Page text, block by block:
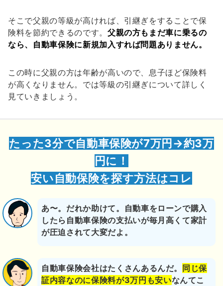
そこで父親の等級が高ければ、引継ぎをすることで保
険料を節約できるのです。 父親の方もまだ車に乗るの
なら、自動車保険に新規加入すれば問題ありません。
この時に父親の方は年齢が高いので、息子ほど保険料
が高くなりません。では等級の引継ぎについて詳しく
見ていきましょう。
たった3分で自動車保険が7万円→約3万
円に！
安い自動保険を探す方法はコレ
あ〜。だれか助けて。自動車をローンで購入
したら自動車保険の支払いが毎月高くて家計
が圧迫されて大変だよ。
自動車保険会社はたくさんあるんだ。 同じ保
証内容なのに保険料が3万円も安いなんてこ